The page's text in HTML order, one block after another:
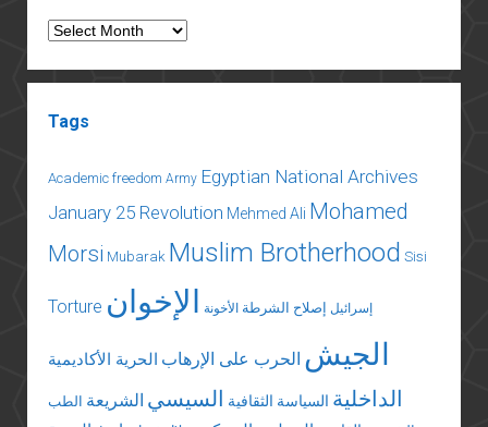
Archives
Tags
Academic freedom Army Egyptian National Archives
January 25 Revolution Mehmed Ali Mohamed
Morsi Mubarak Muslim Brotherhood Sisi
Torture إسرائيل إصلاح الشرطة الأخونة الإخوان
الجيش الحرب على الإرهاب الحرية الأكاديمية
الداخلية السياسة الثقافية السيسي الشريعة الطب